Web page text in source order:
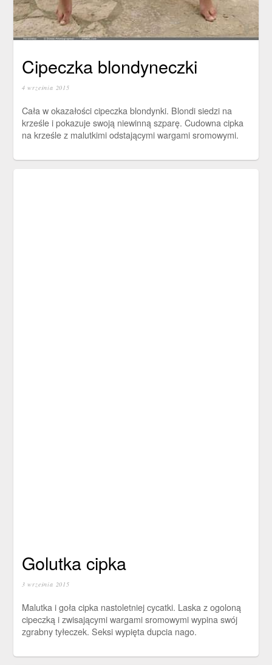
Cipeczka blondyneczki
4 września 2015
Cała w okazałości cipeczka blondynki. Blondi siedzi na
krześle i pokazuje swoją niewinną szparę. Cudowna cipka
na krześle z malutkimi odstającymi wargami sromowymi.
Golutka cipka
3 września 2015
Malutka i goła cipka nastoletniej cycatki. Laska z ogoloną
cipeczką i zwisającymi wargami sromowymi wypina swój
zgrabny tyłeczek. Seksi wypięta dupcia nago.